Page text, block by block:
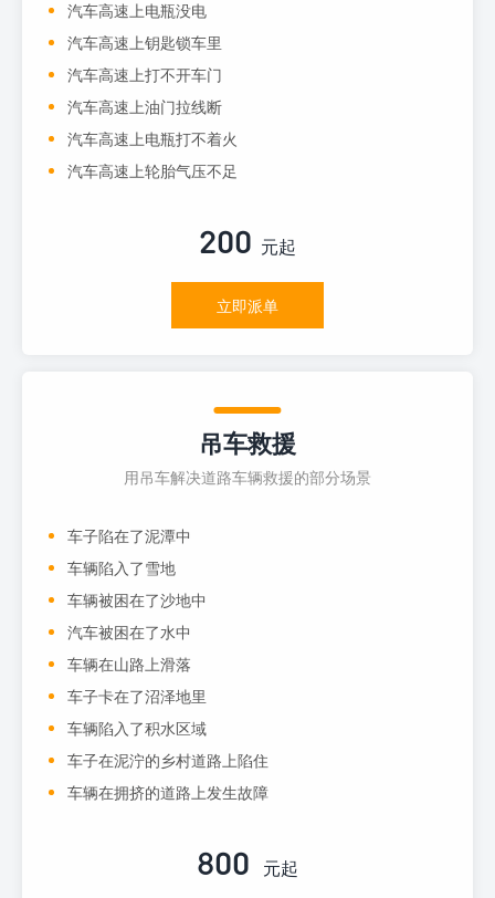
汽车高速上电瓶没电
汽车高速上钥匙锁车里
汽车高速上打不开车门
汽车高速上油门拉线断
汽车高速上电瓶打不着火
汽车高速上轮胎气压不足
200 元起
立即派单
吊车救援
用吊车解决道路车辆救援的部分场景
车子陷在了泥潭中
车辆陷入了雪地
车辆被困在了沙地中
汽车被困在了水中
车辆在山路上滑落
车子卡在了沼泽地里
车辆陷入了积水区域
车子在泥泞的乡村道路上陷住
车辆在拥挤的道路上发生故障
800 元起